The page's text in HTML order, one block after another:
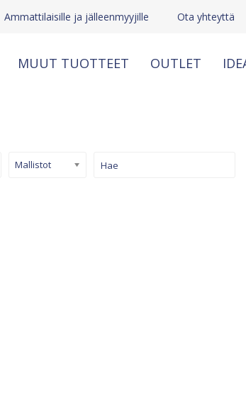
Ammattilaisille ja jälleenmyyjille Ota yhteyttä
MUUT TUOTTEET OUTLET
Mallistot